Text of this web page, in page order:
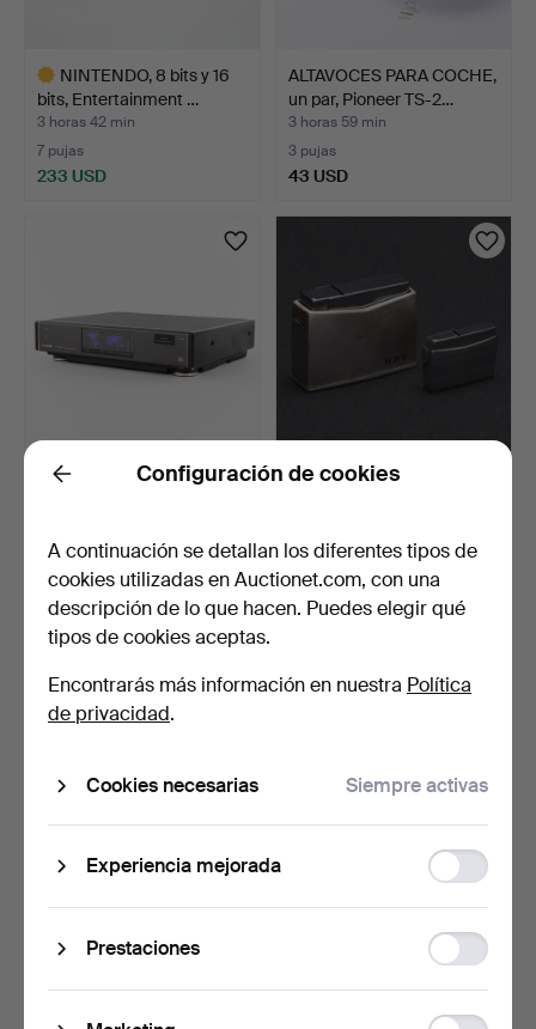
NINTENDO, 8 bits y 16
bits, Entertainment …
3 horas 42 min
7 pujas
233 USD
ALTAVOCES PARA COCHE,
un par, Pioneer TS-2…
3 horas 59 min
3 pujas
43 USD
REPRODUCTOR DE VHS.
4 pujas
59 USD
SIGVARD BERNADOTTE.
Estimación
53 USD
MATALI CRASSET & PHILIP
STARCK. Thomson. R…
Estimación
MANDOS Y JUEGOS, 8
piezas, X-Box y X-Box 3…
Back Configuración de cookies
A continuación se detallan los diferentes tipos de
cookies utilizadas en Auctionet.com, con una
descripción de lo que hacen. Puedes elegir qué
tipos de cookies aceptas.
Encontrarás más información en nuestra Política
de privacidad.
Cookies necesarias Siempre activas
Experiencia mejorada
storage
Prestaciones
storage